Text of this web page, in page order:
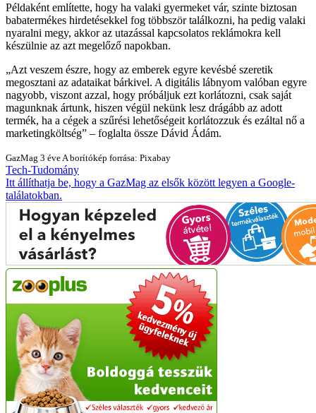
Példaként említette, hogy ha valaki gyermeket vár, szinte biztosan
babatermékes hirdetésekkel fog többször találkozni, ha pedig valaki
nyaralni megy, akkor az utazással kapcsolatos reklámokra kell
készülnie az azt megelőző napokban.
Azt veszem észre, hogy az emberek egyre kevésbé szeretik
megosztani az adataikat bárkivel. A digitális lábnyom valóban egyre
nagyobb, viszont azzal, hogy próbáljuk ezt korlátozni, csak saját
magunknak ártunk, hiszen végül nekünk lesz drágább az adott
termék, ha a cégek a szűrési lehetőségeit korlátozzuk és ezáltal nő a
marketingköltség
– foglalta össze Dávid Ádám.
GazMag 3 éve A borítókép forrása: Pixabay
Tech-Tudomány
Itt állíthatja be, hogy a GazMag az elsők között legyen a Google-
találatokban.